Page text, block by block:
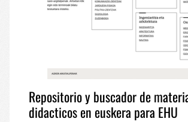
Repositorio y buscador de
didacticos en euskera para EHU